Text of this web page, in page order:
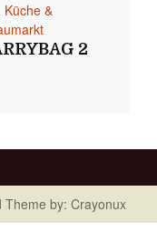
Küche &
2
Theme by: Crayonux